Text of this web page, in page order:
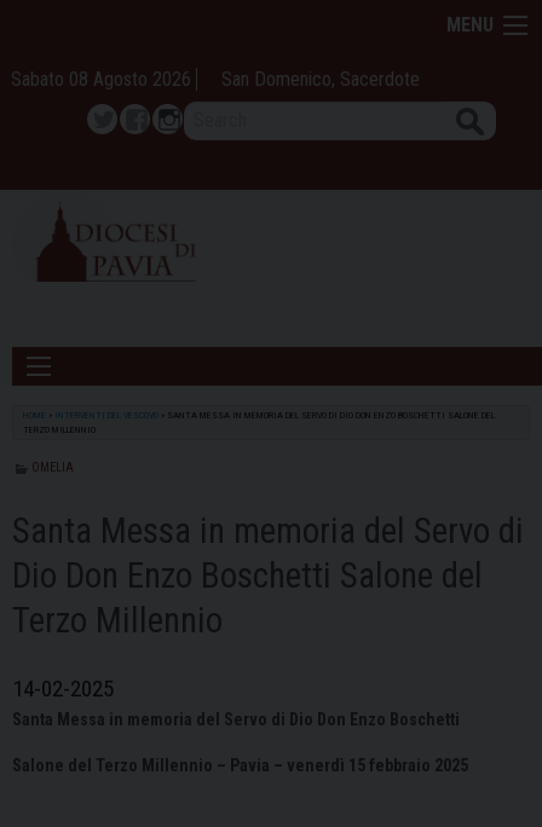
content
MENU
Sabato 08 Agosto 2026 San Domenico, Sacerdote
TwitterFacebook
Instagram
HOME INTERVENTI DEL VESCOVO
SANTA MESSA IN MEMORIA DEL SERVO DI DIO DON ENZO BOSCHETTI SALONE DEL
TERZO MILLENNIO
OMELIA
Santa Messa in memoria del Servo di
Dio Don Enzo Boschetti Salone del
Terzo Millennio
14-02-2025
Santa Messa in memoria del Servo di Dio Don Enzo Boschetti
Salone del Terzo Millennio – Pavia – venerdì 15 febbraio 2025